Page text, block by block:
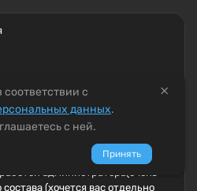
скажу ,что это было нереально
в страхе и напряжении
(хочется вас отдельно
×
с
данных.
с ней.
Принять